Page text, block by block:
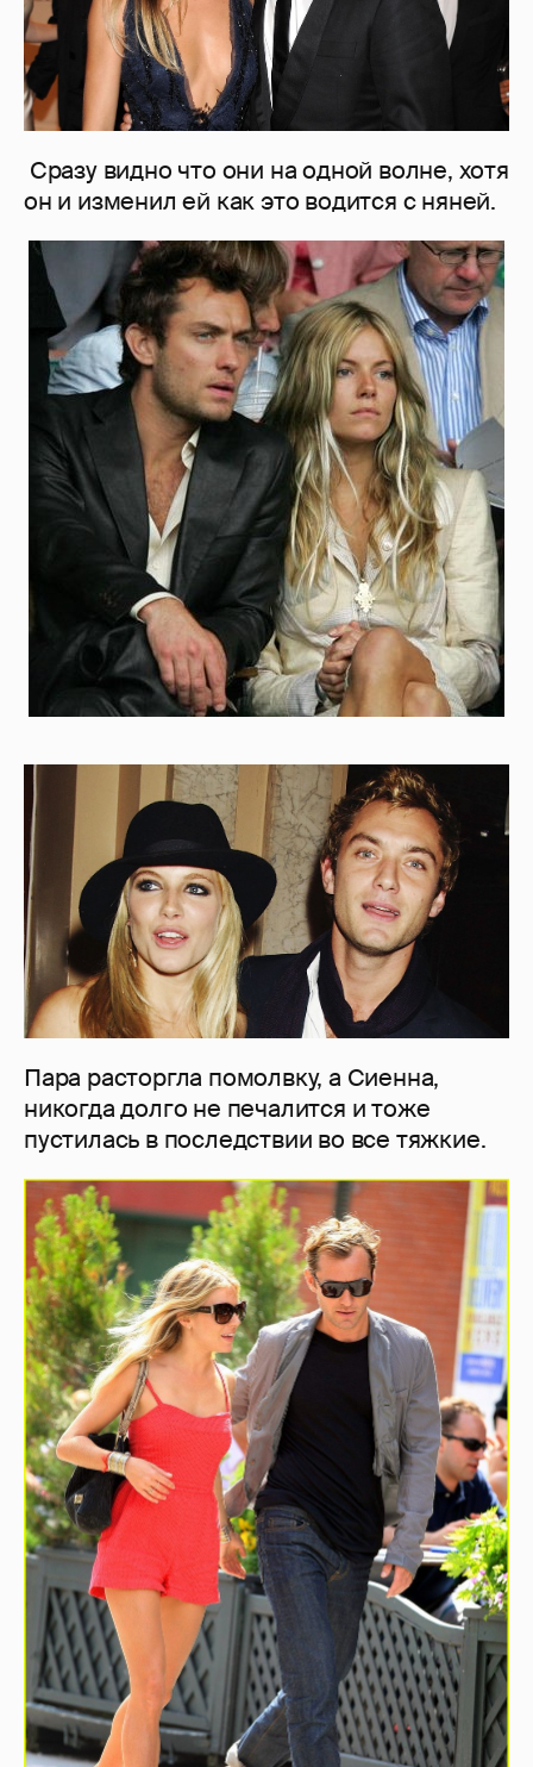
Сразу видно что они на одной волне, хотя
он и изменил ей как это водится с няней.
Пара расторгла помолвку, а Сиенна,
никогда долго не печалится и тоже
пустилась в последствии во все тяжкие.